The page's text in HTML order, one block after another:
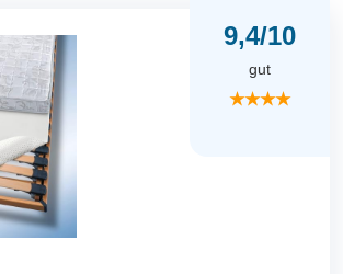
9,4/10
gut
★★★★